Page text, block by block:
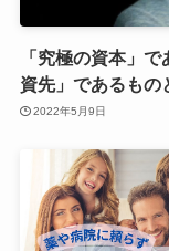
「究極の資本」
資先」であるもの
2022年5月9日